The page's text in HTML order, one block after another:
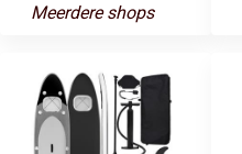
Meerdere shops